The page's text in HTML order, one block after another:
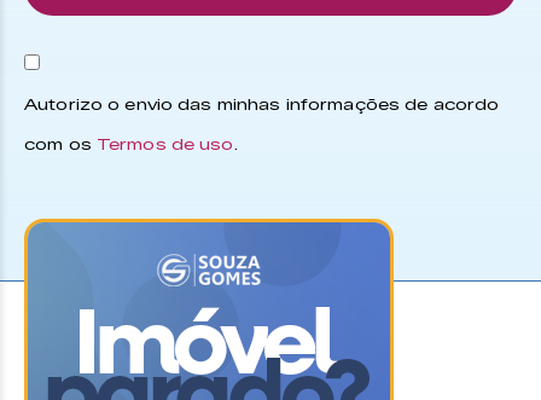
Autorizo o envio das minhas informações de acordo
com os Termos de uso.